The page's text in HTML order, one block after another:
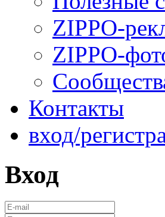
ZIPPO-
ZIPPO-
Контакты
вход/
Вход